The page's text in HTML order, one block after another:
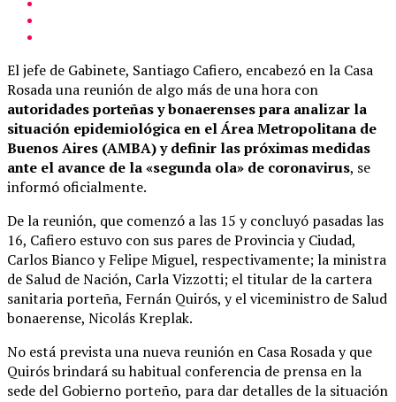
El jefe de Gabinete, Santiago Cafiero, encabezó en la Casa
Rosada una reunión de algo más de una hora con
autoridades porteñas y bonaerenses para analizar la
situación epidemiológica en el Área Metropolitana de
Buenos Aires (AMBA) y definir las próximas medidas
ante el avance de la «segunda ola» de coronavirus, se
informó oficialmente.
De la reunión, que comenzó a las 15 y concluyó pasadas las
16, Cafiero estuvo con sus pares de Provincia y Ciudad,
Carlos Bianco y Felipe Miguel, respectivamente; la ministra
de Salud de Nación, Carla Vizzotti; el titular de la cartera
sanitaria porteña, Fernán Quirós, y el viceministro de Salud
bonaerense, Nicolás Kreplak.
No está prevista una nueva reunión en Casa Rosada y que
Quirós brindará su habitual conferencia de prensa en la
sede del Gobierno porteño, para dar detalles de la situación